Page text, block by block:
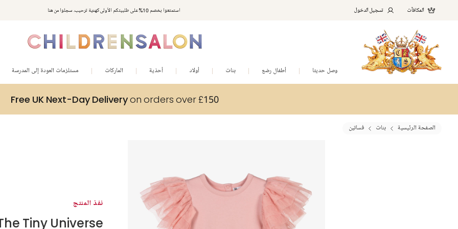
استمتعوا بخصم 10% على طلبيتكم الأولى كهدية ترحيب. سجلوا من هنا المكافآت تسجيل الدخول
وصل حديثا أطفال رضع بنات أولاد أحذية الماركات مستلزمات العودة إلى المدرسة
Free UK Next-Day Deliveryon orders over £150
الصفحة الرئيسية بنات فساتين
نفذ المنتج
Tiny Universe